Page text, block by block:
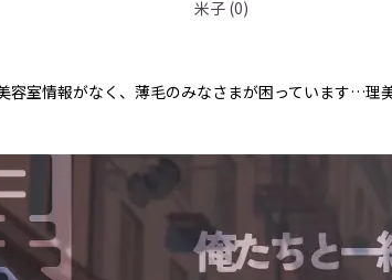
米子 (0)
容室情報がなく、薄毛のみなさまが困っています…